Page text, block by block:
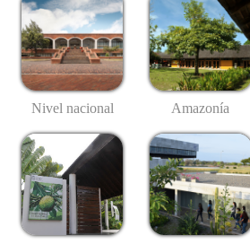
Nivel nacional Amazonía